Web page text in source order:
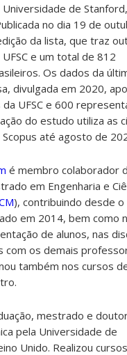
de
no dia 19 de
da lista, que traz
e um total de 812
Os dados da
divulgada em 2020,
UFSC e 600
do estudo utiliza as
até agosto de
é membro colaborador
em Engenharia e
), contribuindo desde
em 2014, bem como
de alunos, nas
com os demais
também nos cursos
mestrado e
pela Universidade de
Unido. Realizou